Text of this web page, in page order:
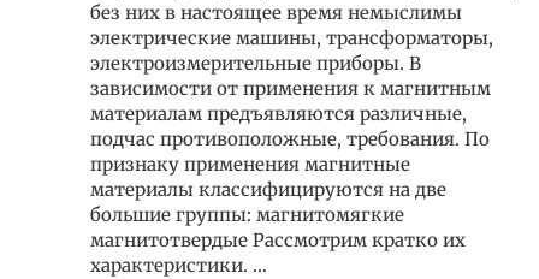
без них в настоящее время немыслимы
электрические машины, трансформаторы,
электроизмерительные приборы. В
зависимости от применения к магнитным
материалам предъявляются различные,
подчас противоположные, требования. По
признаку применения магнитные
материалы классифицируются на две
большие группы: магнитомягкие
магнитотвердые Рассмотрим кратко их
характеристики. …